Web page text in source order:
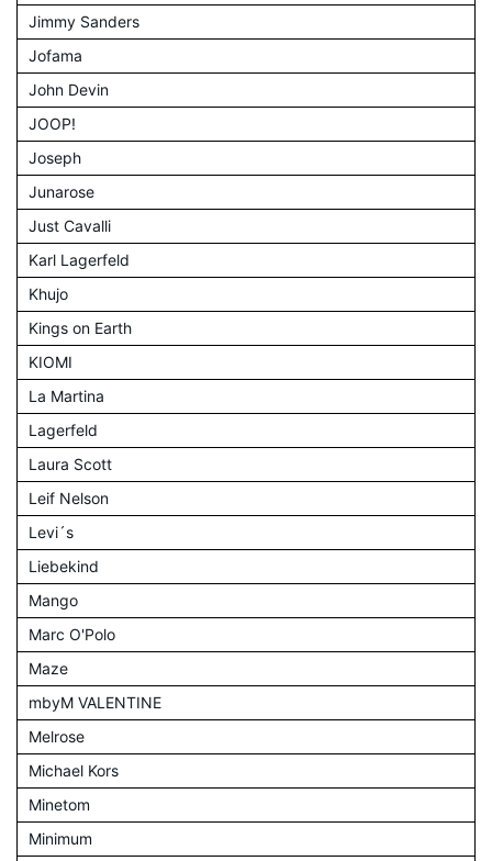
Jimmy Sanders
Jofama
John Devin
JOOP!
Joseph
Junarose
Just Cavalli
Karl Lagerfeld
Khujo
Kings on Earth
KIOMI
La Martina
Lagerfeld
Laura Scott
Leif Nelson
Levi´s
Liebekind
Mango
Marc O'Polo
Maze
mbyM VALENTINE
Melrose
Michael Kors
Minetom
Minimum